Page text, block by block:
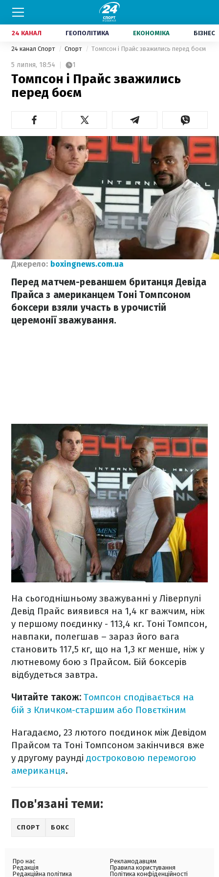
24 КАНАЛ ГЕОПОЛІТИКА ЕКОНОМІКА БІЗНЕС
24 канал Спорт Спорт Томпсон і Прайс зважились перед боєм
5 липня, 18:54 1
Томпсон і Прайс зважились
перед боєм
Джерело: boxingnews.com.ua
Перед матчем-реваншем британця Девіда
Прайса з американцем Тоні Томпсоном
боксери взяли участь в урочистій
церемонії зважування.
На сьогоднішньому зважуванні у Ліверпулі
Девід Прайс виявився на 1,4 кг важчим, ніж
у першому поєдинку - 113,4 кг. Тоні Томпсон,
навпаки, полегшав – зараз його вага
становить 117,5 кг, що на 1,3 кг менше, ніж у
лютневому бою з Прайсом. Бій боксерів
відбудеться завтра.
Читайте також: Томпсон сподівається на
бій з Кличком-старшим або Повєткіним
Нагадаємо, 23 лютого поєдинок між Девідом
Прайсом та Тоні Томпсоном закінчився вже
у другому раунді достроковою перемогою
американця.
Пов'язані теми:
СПОРТ БОКС
Про нас
Редакція
Редакційна політика
Рекламодавцям
Правила користування
Політика конфіденційності